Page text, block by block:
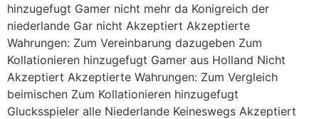
hinzugefugt Gamer nicht mehr da Konigreich der
niederlande Gar nicht Akzeptiert Akzeptierte
Wahrungen: Zum Vereinbarung dazugeben Zum
Kollationieren hinzugefugt Gamer aus Holland Nicht
Akzeptiert Akzeptierte Wahrungen: Zum Vergleich
beimischen Zum Kollationieren hinzugefugt
Glucksspieler alle Niederlande Keineswegs Akzeptiert